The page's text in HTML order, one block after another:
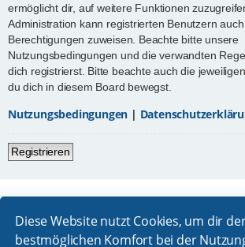
Diese Website nutzt Cookies, um dir
bestmöglichen Komfort bei der
ermöglicht dir, auf weitere Funktionen
Administration kann registrierten Benutzern
Berechtigungen zuweisen. Beachte bitte unsere
Nutzungsbedingungen und die verwandten
dich registrierst. Bitte beachte auch die
du dich in diesem Board bewegst.
Nutzungsbedingungen |
Registrieren